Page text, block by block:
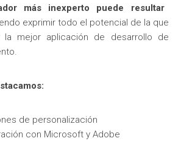
más inexperto puede resultar
exprimir todo el potencial de la que
mejor aplicación de desarrollo de
de personalización
con Microsoft y Adobe